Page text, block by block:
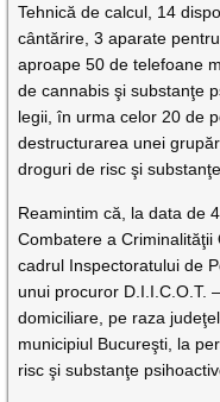
Tehnică de calcul, 14
cântărire, 3 aparate
aproape 50 de telefoane
de cannabis şi substanţe
legii, în urma celor 20 de
destructurarea unei
droguri de risc şi
Reamintim că, la data de
Combatere a
cadrul Inspectoratului de
unui procuror D.I.I.C.O.T.
domiciliare, pe raza
municipiul Bucureşti, la
risc şi substanţe